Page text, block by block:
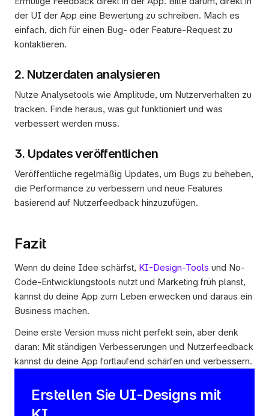
der UI der App eine Bewertung zu schreiben. Mach es
einfach, dich für einen Bug- oder Feature-Request zu
kontaktieren.
2. Nutzerdaten analysieren
Nutze Analysetools wie Amplitude, um Nutzerverhalten zu
tracken. Finde heraus, was gut funktioniert und was
verbessert werden muss.
3. Updates veröffentlichen
Veröffentliche regelmäßig Updates, um Bugs zu beheben,
die Performance zu verbessern und neue Features
basierend auf Nutzerfeedback hinzuzufügen.
Fazit
Wenn du deine Idee schärfst, KI-Design-Tools und No-
Code-Entwicklungstools nutzt und Marketing früh planst,
kannst du deine App zum Leben erwecken und daraus ein
Business machen.
Deine erste Version muss nicht perfekt sein, aber denk
daran: Mit ständigen Verbesserungen und Nutzerfeedback
kannst du deine App fortlaufend schärfen und verbessern.
Erstellen Sie UI-Designs mit